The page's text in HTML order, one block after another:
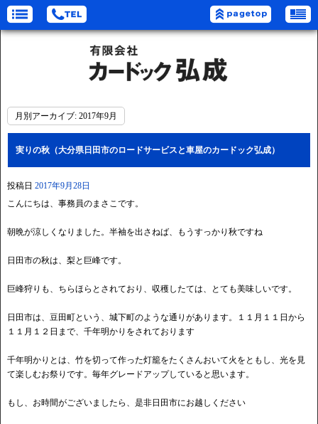
月別アーカイブ: 2017年9月
実りの秋（大分県日田市のロードサービスと車屋のカードック弘成）
投稿日 2017年9月28日
こんにちは、事務員のまさこです。
朝晩が涼しくなりました。半袖を出さねば、もうすっかり秋ですね
日田市の秋は、梨と巨峰です。
巨峰狩りも、ちらほらとされており、収穫したては、とても美味しいです。
日田市は、豆田町という、城下町のような通りがあります。１１月１１日から
１１月１２日まで、千年明かりをされております
千年明かりとは、竹を切って作った灯籠をたくさんおいて火をともし、光を見
て楽しむお祭りです。毎年グレードアップしていると思います。
もし、お時間がございましたら、是非日田市にお越しください